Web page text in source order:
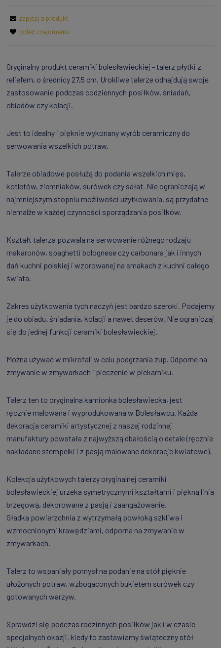
zapytaj o produkt
poleć znajomemu
Oryginalny produkt ceramiki bolesławieckiej - talerz płytki z
reliefem, o średnicy 27,5 cm. Urokliwe talerze odnajdują swoje
zastosowanie podczas codziennych posiłków, śniadań,
obiadów czy kolacji.
Jest to idealny i pięknie wykonany wyrób ceramiczny do
serwowania wszelkich potraw.
Talerze obiadowe posłużą do podania wszelkich mięs,
kotletów, ziemniaków, surówek czy sałat. Nie ograniczają w
najmniejszym stopniu możliwości użytkowania, są przydatne
niemalże w każdej czynności sporządzania posiłków.
Kształt talerza pozwala na serwowanie różnego rodzaju
makaronów, spaghetti bolognese czy carbonara jak i innych
dań kuchni polskiej i wzorowanej na smakach z kuchni całego
świata.
Zakres użytkowania tych naczyń jest bardzo szeroki. Podajemy
je do obiadu, śniadania, kolacji a nawet deserów. Nie ograniczaj
się do jednej funkcji ceramiki bolesławieckiej.
Można używać w mikrofali w celu podgrzania zup. Odporne na
zmywanie w zmywarkach i pieczenie w piekarniku.
Talerz ten to oryginalna kamionka bolesławiecka, jest
ręcznie malowana i wyprodukowana w Bolesławcu. Każda
dekoracja ceramiki artystycznej z naszej rodzinnej
manufaktury powstała z najwyższą dbałością o detale (ręcznie
nakładane stempelki i z pasją malowane dekoracje kwiatowe).
Kolekcja użytkowych talerzy oryginalnej ceramiki
bolesławieckiej urzeka symetrycznymi kształtami i piękną linia
brzegową, dekorowane z pasją i zaangażowanie.
Gładka powierzchnia z wytrzymałą powłoką szkliwa i
wzmocnionymi krawędziami, odporna na zmywanie w
zmywarkach.
Talerz to wspaniały pomysł na podanie na stół pięknie
ułożonych potraw, wzbogaconych bukietem surówek czy
gotowanych warzyw.
Sprawdzi się podczas rodzinnych posiłków jak i w czasie
specjalnych okazji, kiedy to zastawiamy świąteczny stół